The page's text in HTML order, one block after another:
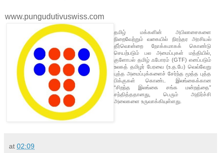
www.pungudutivuswiss.com
தமிழ் மக்களின் அபிலாசைகளை
நிறைவேற்றும் வகையில் நிரந்தர அரசியல்
தீர்வொன்றை நோக்கமாகக் கொண்டு
செயற்படும் பல அமைப்புகள் மத்தியில்,
குளோபல் தமிழ் ஃபோரம் (GTF) எனப்படும்
உலகத் தமிழர் பேரவை (உ.த.பே) வெவ்வேறு
புத்த அமைப்புக்களைச் சேர்ந்த மூத்த புத்த
பிக்குகள் கொண்ட இலங்கைக்கான
“சிறந்த இலங்கை சங்க மன்றத்தை”
சந்தித்ததானது, பெரும் அதிர்ச்சி
அலைகளை உருவாக்கியுள்ளது.
at 02:09